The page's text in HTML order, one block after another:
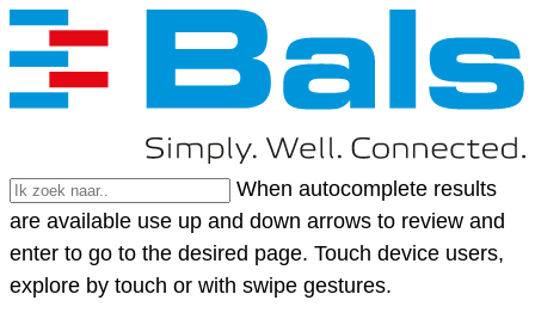
When autocomplete results
are available use up and down arrows to review and
enter to go to the desired page. Touch device users,
explore by touch or with swipe gestures.